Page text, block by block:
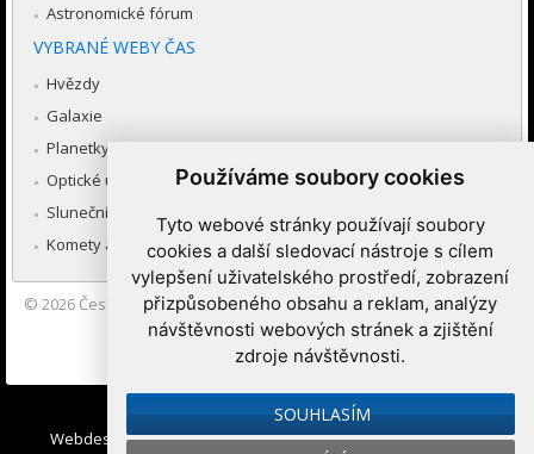
Používáme soubory cookies
Tyto webové stránky používají soubory
cookies a další sledovací nástroje s cílem
vylepšení uživatelského prostředí, zobrazení
přizpůsobeného obsahu a reklam, analýzy
návštěvnosti webových stránek a zjištění
zdroje návštěvnosti.
SOUHLASÍM
Astronomické fórum
VYBRANÉ WEBY ČAS
Hvězdy
Galaxie
Planetky
Optické úkazy v atmosféře
Sluneční soustava
Komety a meteory
© 2026 Česká astronomická společnost|Hvězdárna a planetárium
Brno spolupracuje se serverem Astro.cz
Webdesign:Medio interactive, Redakční systémIbis CMS: